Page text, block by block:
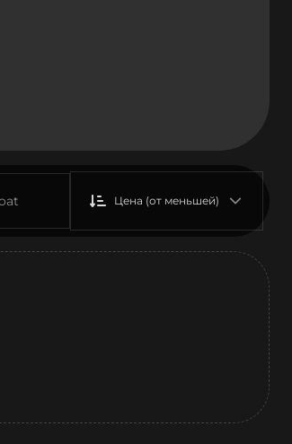
Цена (от меньшей)